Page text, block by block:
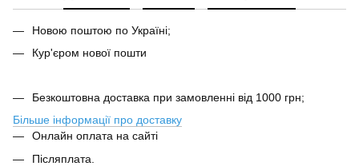
Новою поштою по Україні;
Кур'єром нової пошти
Безкоштовна доставка при замовленні від 1000 грн;
Більше інформації про доставку
Онлайн оплата на сайті
Післяплата.